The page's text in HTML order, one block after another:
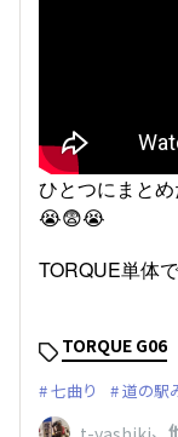
ひとつにまと
😭😨😭
TORQUE単体
TORQUE G06
七曲り 道の駅
、